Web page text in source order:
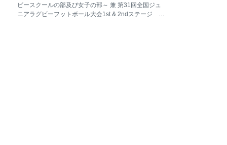
ビースクールの部及び女子の部～ 兼 第31回全国ジュ
ニアラグビーフットボール大会1st & 2ndステージ 結